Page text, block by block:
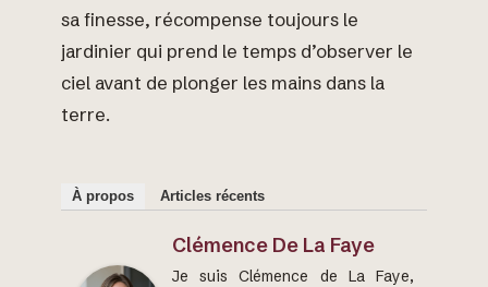
sa finesse, récompense toujours le
jardinier qui prend le temps d’observer le
ciel avant de plonger les mains dans la
terre.
À propos Articles récents
Clémence De La Faye
Je suis Clémence de La Faye,